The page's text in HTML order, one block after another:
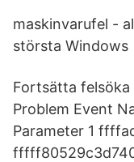
maskinvarufel -
största Windows
Fortsätta felsöka
Problem Event
Parameter 1